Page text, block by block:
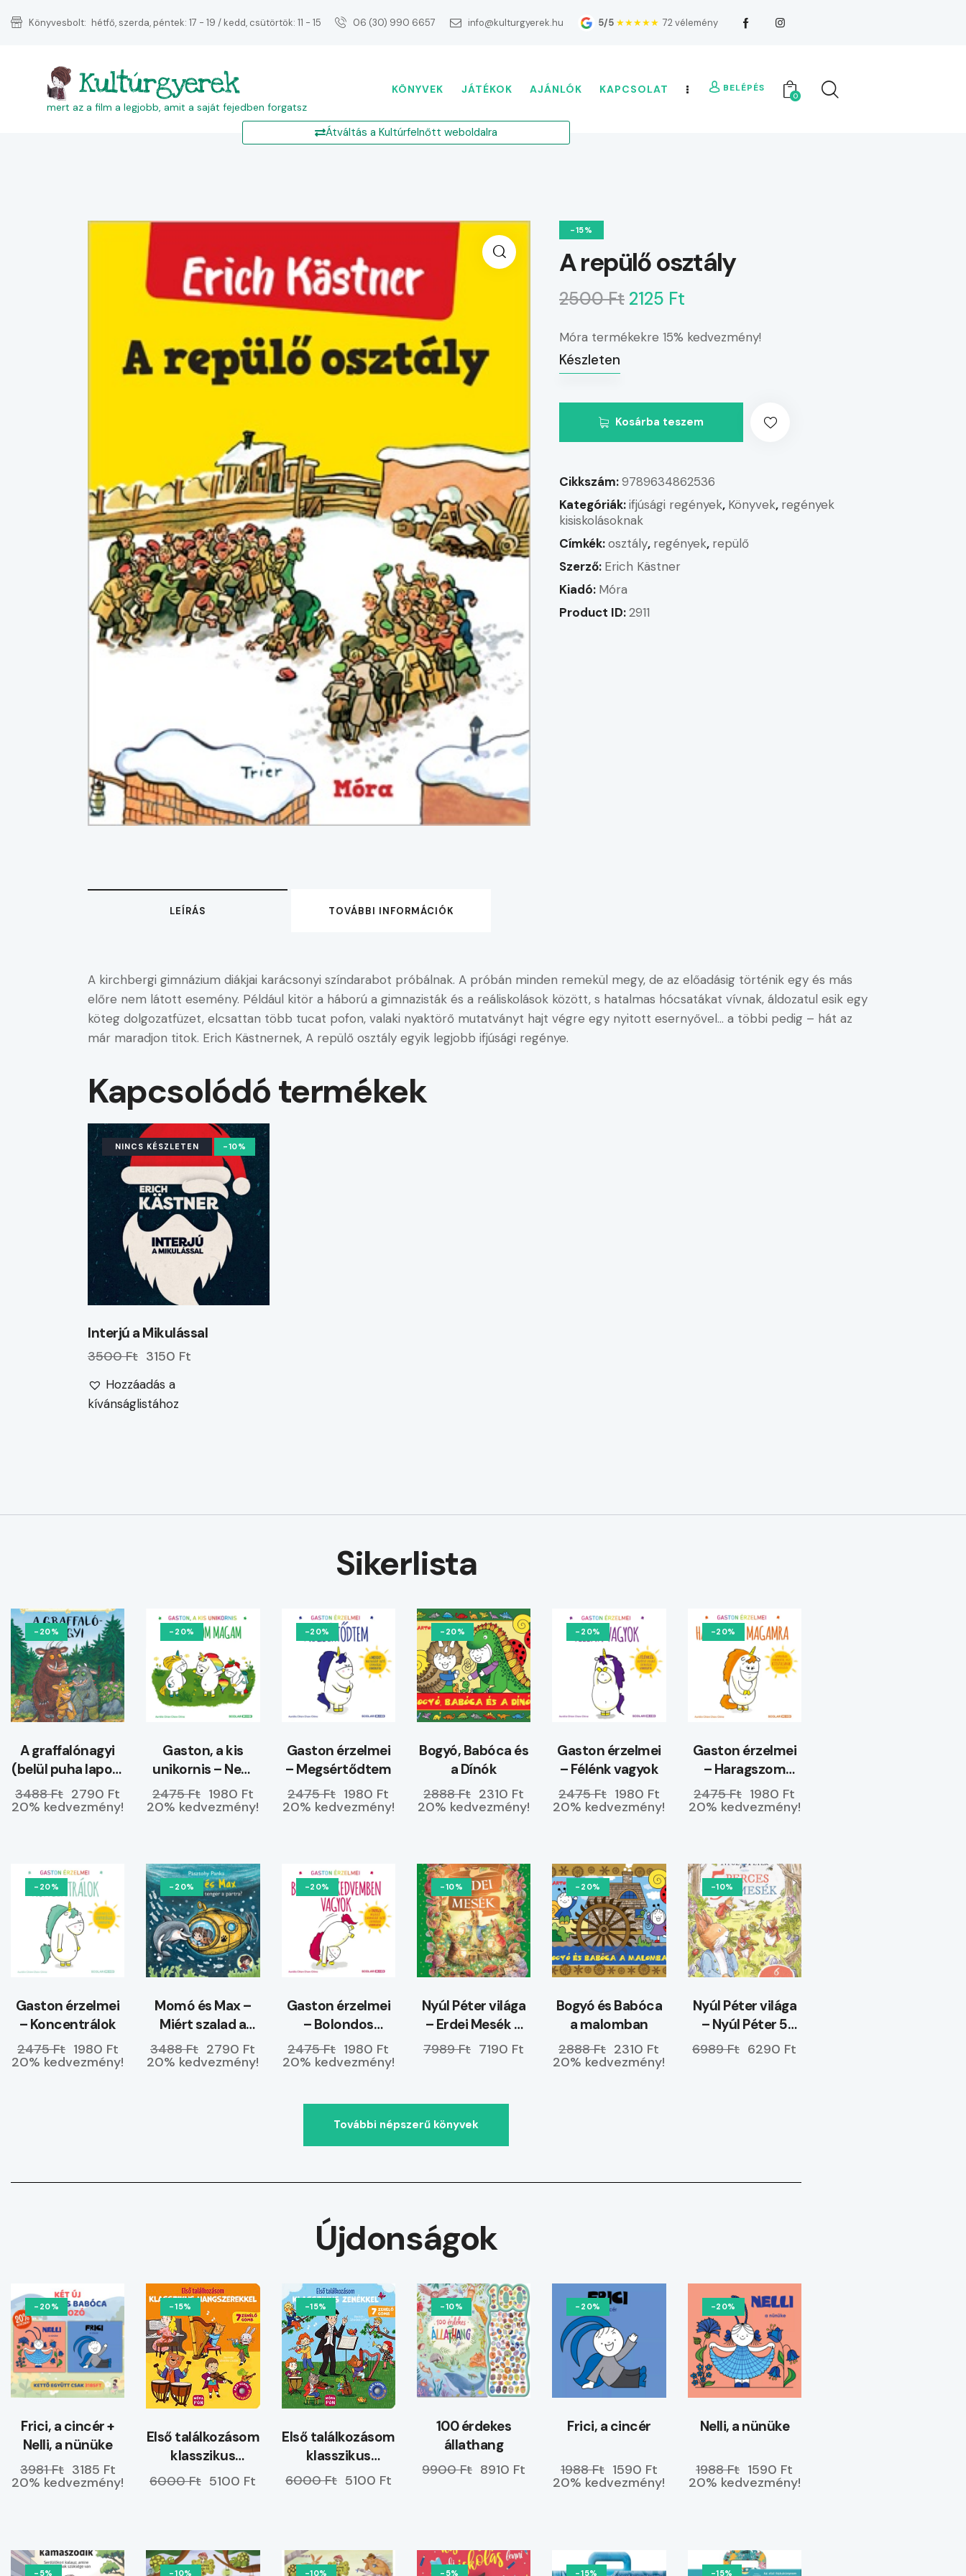
Könyvesbolt: hétfő, szerda, péntek: 17 - 19 / kedd, csütörtök: 11 - 15 06 (30) 990 6657 info@kulturgyerek.hu 5/5 ★★★★★ 72 vélemény
Kultúrgyerek
mert az a film a legjobb, amit a saját fejedben forgatsz
KÖNYVEK JÁTÉKOK AJÁNLÓK KAPCSOLAT BELÉPÉS
0
Átváltás a Kultúrfelnőtt weboldalra
-15%
A repülő osztály
2500 Ft 2125 Ft
Móra termékekre 15% kedvezmény!
Készleten
Kosárba teszem
Cikkszám:9789634862536
Kategóriák:ifjúsági regények, Könyvek, regények
kisiskolásoknak
Címkék:osztály, regények, repülő
Szerző: Erich Kästner
Kiadó: Móra
Product ID:2911
LEÍRÁS TOVÁBBI INFORMÁCIÓK
A kirchbergi gimnázium diákjai karácsonyi színdarabot próbálnak. A próbán minden remekül megy, de az előadásig történik egy és más
előre nem látott esemény. Például kitör a háború a gimnazisták és a reáliskolások között, s hatalmas hócsatákat vívnak, áldozatul esik egy
köteg dolgozatfüzet, elcsattan több tucat pofon, valaki nyaktörő mutatványt hajt végre egy nyitott esernyővel… a többi pedig – hát az
már maradjon titok. Erich Kästnernek, A repülő osztály egyik legjobb ifjúsági regénye.
Kapcsolódó termékek
NINCS KÉSZLETEN -10%
Interjú a Mikulással
3500 Ft 3150 Ft
Hozzáadás a
kívánságlistához
Sikerlista
-20%
A graffalónagyi
(belül puha lapos)
ELŐRENDELHETŐ
3488 Ft 2790 Ft
20% kedvezmény!
-20%
Gaston, a kis
unikornis – Nem
hagyom magam
2475 Ft 1980 Ft
20% kedvezmény!
-20%
Gaston érzelmei
– Megsértődtem
2475 Ft 1980 Ft
20% kedvezmény!
-20%
Bogyó, Babóca és
a Dínók
2888 Ft 2310 Ft
20% kedvezmény!
-20%
Gaston érzelmei
– Félénk vagyok
2475 Ft 1980 Ft
20% kedvezmény!
-20%
Gaston érzelmei
– Haragszom
magamra
2475 Ft 1980 Ft
20% kedvezmény!
-20%
Gaston érzelmei
– Koncentrálok
2475 Ft 1980 Ft
20% kedvezmény!
-20%
Momó és Max –
Miért szalad a
tenger a partra?
3488 Ft 2790 Ft
20% kedvezmény!
-20%
Gaston érzelmei
– Bolondos
kedvemben
vagyok
2475 Ft 1980 Ft
20% kedvezmény!
-10%
Nyúl Péter világa
– Erdei Mesék –
ELŐRENDELHETŐ
7989 Ft 7190 Ft
-20%
Bogyó és Babóca
a malomban
2888 Ft 2310 Ft
20% kedvezmény!
-10%
Nyúl Péter világa
– Nyúl Péter 5
perces mesék –
6989 Ft 6290 Ft
További népszerű könyvek
Újdonságok
-20%
Frici, a cincér +
Nelli, a nünüke
3981 Ft 3185 Ft
20% kedvezmény!
-15%
Első találkozásom
klasszikus
hangszerekkel
6000 Ft 5100 Ft
-15%
Első találkozásom
klasszikus
zenékkel
6000 Ft 5100 Ft
-10%
100 érdekes
állathang
9900 Ft 8910 Ft
-20%
Frici, a cincér
1988 Ft 1590 Ft
20% kedvezmény!
-20%
Nelli, a nünüke
1988 Ft 1590 Ft
20% kedvezmény!
-5% -10% -10% -5% -15% -15%